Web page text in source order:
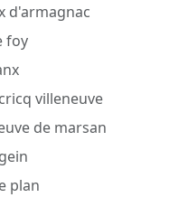
d'armagnac
foy
villeneuve
de marsan
plan